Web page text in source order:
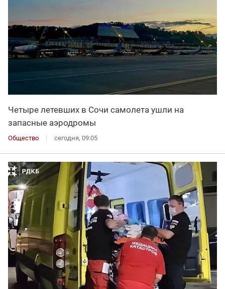
Четыре летевших в Сочи самолета ушли на
запасные аэродромы
Общество сегодня, 09:05